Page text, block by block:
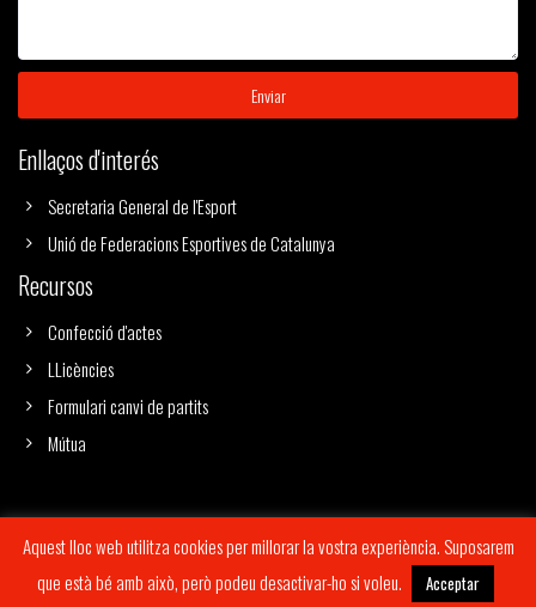
Enviar
Enllaços d'interés
Secretaria General de l'Esport
Unió de Federacions Esportives de Catalunya
Recursos
Confecció d'actes
LLicències
Formulari canvi de partits
Mútua
Copyright 2019Imagus Branding & Design© All Rights Reserved |Avís
Política de cookies Condicions de venda
Aquest lloc web utilitza cookies per millorar la vostra experiència. Suposarem
que està bé amb això, però podeu desactivar-ho si voleu.
Acceptar